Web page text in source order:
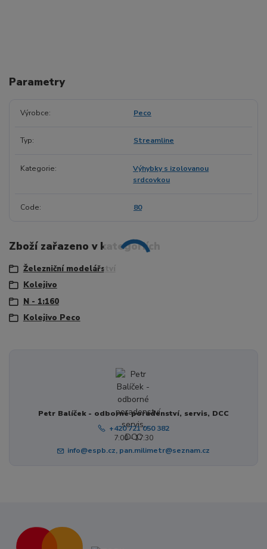
Parametry
Výrobce Peco
Typ Streamline
Kategorie
Výhybky s izolovanou
srdcovkou
Code 80
Zboží zařazeno v kategoriích
Železniční modelářství
Kolejivo
N - 1:160
Kolejivo Peco
Petr Balíček - odborné poradenství, servis, DCC
+420 721 050 382
7:00 - 17:30
info@espb.cz, pan.milimetr@seznam.cz